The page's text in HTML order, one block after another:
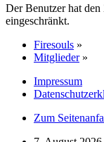
Der Benutzer hat
eingeschränkt.
Firesouls »
Mitglieder »
Impressum
Zum